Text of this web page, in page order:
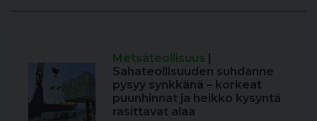
Metsäteollisuus |
Sahateollisuuden suhdanne
pysyy synkkänä – korkeat
puunhinnat ja heikko kysyntä
rasittavat alaa